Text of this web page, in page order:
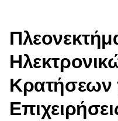
Κρατήσεων